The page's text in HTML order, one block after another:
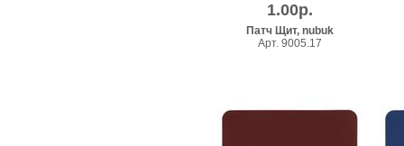
1.00р.
Патч Щит, nubuk
Арт. 9005.17